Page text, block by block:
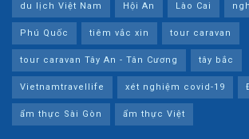
du lịch Việt Nam Hội An Lào Cai
Phú Quốc tiêm vắc xin tour caravan
tour caravan Tây An - Tân Cương tây bắc
Vietnamtravellife xét nghiệm covid-19
ẩm thực Sài Gòn ẩm thực Việt